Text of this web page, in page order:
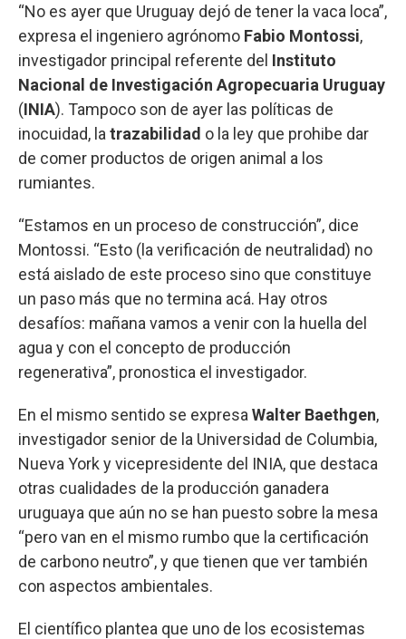
“No es ayer que Uruguay dejó de tener la vaca loca”,
expresa el ingeniero agrónomo Fabio Montossi,
investigador principal referente del Instituto
Nacional de Investigación Agropecuaria Uruguay
(INIA). Tampoco son de ayer las políticas de
inocuidad, la trazabilidad o la ley que prohibe dar
de comer productos de origen animal a los
rumiantes.
“Estamos en un proceso de construcción”, dice
Montossi. “Esto (la verificación de neutralidad) no
está aislado de este proceso sino que constituye
un paso más que no termina acá. Hay otros
desafíos: mañana vamos a venir con la huella del
agua y con el concepto de producción
regenerativa”, pronostica el investigador.
En el mismo sentido se expresa Walter Baethgen,
investigador senior de la Universidad de Columbia,
Nueva York y vicepresidente del INIA, que destaca
otras cualidades de la producción ganadera
uruguaya que aún no se han puesto sobre la mesa
“pero van en el mismo rumbo que la certificación
de carbono neutro”, y que tienen que ver también
con aspectos ambientales.
El científico plantea que uno de los ecosistemas